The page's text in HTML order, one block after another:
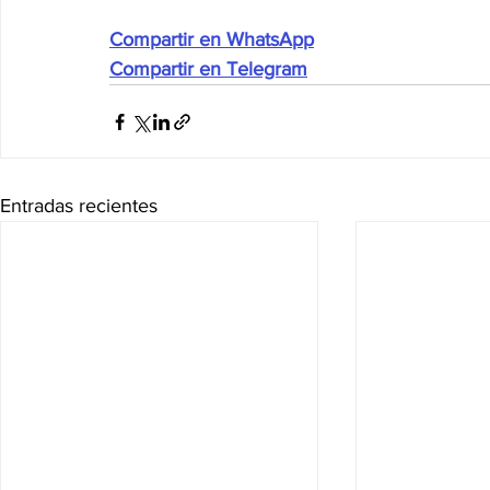
Compartir en WhatsApp
Compartir en Telegram
Entradas recientes